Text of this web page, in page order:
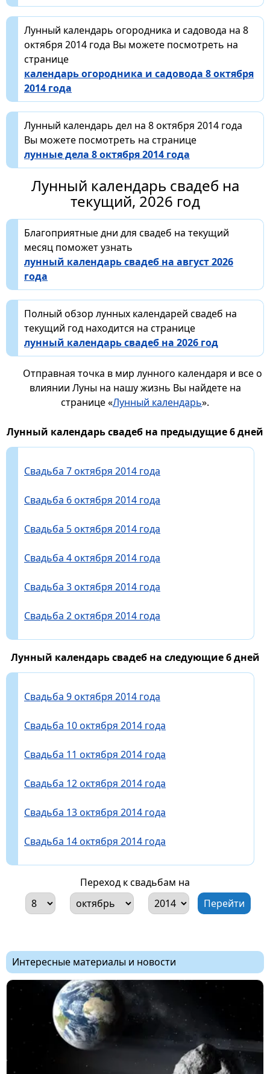
Лунный календарь огородника и садовода на 8
октября 2014 года Вы можете посмотреть на
странице
календарь огородника и садовода 8 октября
2014 года
Лунный календарь дел на 8 октября 2014 года
Вы можете посмотреть на странице
лунные дела 8 октября 2014 года
Лунный календарь свадеб на
текущий, 2026 год
Благоприятные дни для свадеб на текущий
месяц поможет узнать
лунный календарь свадеб на август 2026
года
Полный обзор лунных календарей свадеб на
текущий год находится на странице
лунный календарь свадеб на 2026 год
Отправная точка в мир лунного календаря и все о
влиянии Луны на нашу жизнь Вы найдете на
странице «Лунный календарь».
Лунный календарь свадеб на предыдущие 6 дней
Свадьба 7 октября 2014 года
Свадьба 6 октября 2014 года
Свадьба 5 октября 2014 года
Свадьба 4 октября 2014 года
Свадьба 3 октября 2014 года
Свадьба 2 октября 2014 года
Лунный календарь свадеб на следующие 6 дней
Свадьба 9 октября 2014 года
Свадьба 10 октября 2014 года
Свадьба 11 октября 2014 года
Свадьба 12 октября 2014 года
Свадьба 13 октября 2014 года
Свадьба 14 октября 2014 года
Переход к свадьбам на
Интересные материалы и новости